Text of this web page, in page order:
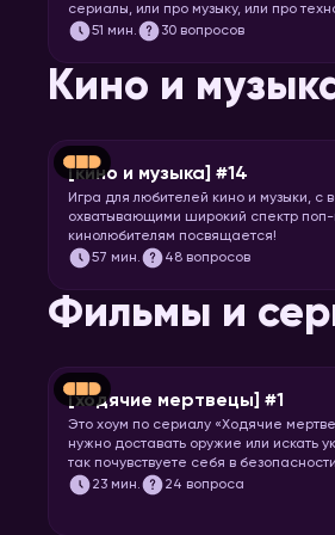
сериалы, или про музыку, или про
специфических знаний не требуется!
51 мин. 30 вопросов
Кино и
[кино и музыка] #14
Игра для любителей кино и музыки, с
охватывающими широкий спектр
кинолюбителям посвящается!
57 мин. 48 вопросов
Фильмы и
[ходячие мертвецы] #1
Это хоум по сериалу «Ходячие
нужно доставать оружие или искать
так почувствуете себя в
сезонов сериала, так что примеряйте
23 мин. 24 вопроса